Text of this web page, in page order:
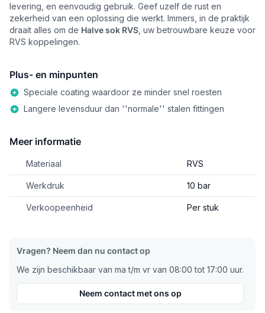
levering, en eenvoudig gebruik. Geef uzelf de rust en
zekerheid van een oplossing die werkt. Immers, in de praktijk
draait alles om de Halve sok RVS , uw betrouwbare keuze voor
RVS koppelingen.
Plus- en minpunten
Speciale coating waardoor ze minder snel roesten
Langere levensduur dan ''normale'' stalen fittingen
Meer informatie
Materiaal RVS
Werkdruk 10 bar
Verkoopeenheid Per stuk
Vragen? Neem dan nu contact op
We zijn beschikbaar van ma t/m vr van 08:00 tot 17:00 uur.
Neem contact met ons op